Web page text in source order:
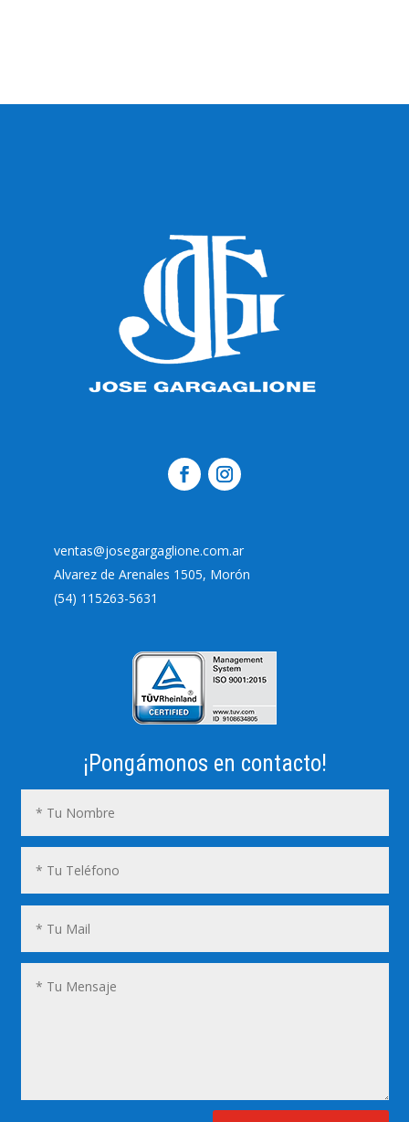
ventas@josegargaglione.com.ar
Alvarez de Arenales 1505, Morón
(54) 115263-5631
¡Pongámonos en contacto!